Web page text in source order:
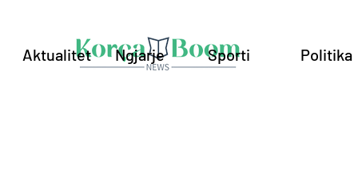
Aktualitet Ngjarje Sporti Politika